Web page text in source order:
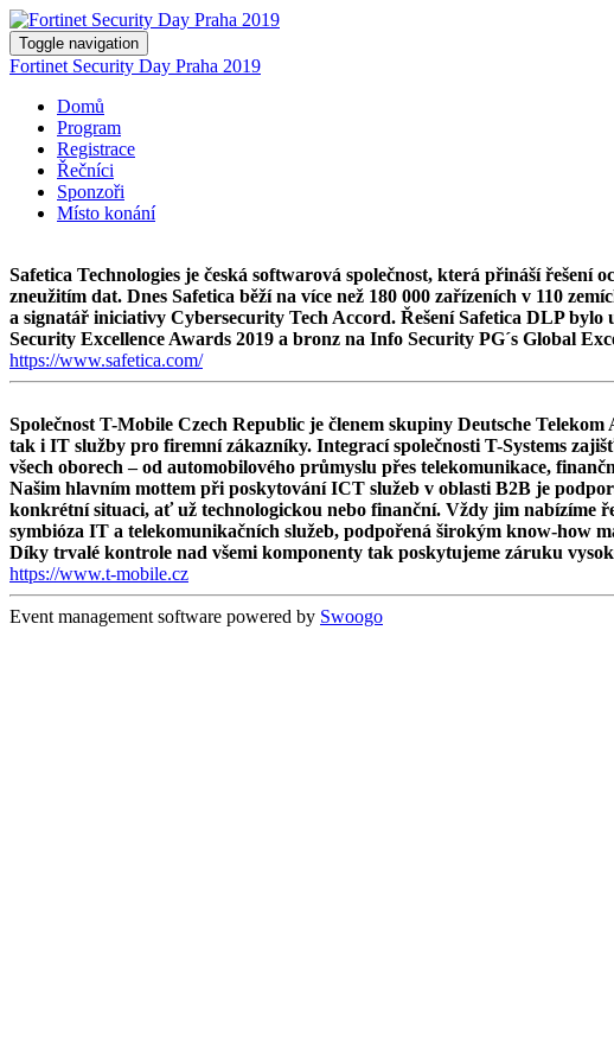
Toggle navigation
Fortinet Security Day Praha 2019
Domů
Program
Registrace
Řečníci
Sponzoři
Místo konání
Safetica Technologies je česká softwarová společnost, která přináší
zneužitím dat. Dnes Safetica běží na více než 180 000 zařízeních v 110
a signatář iniciativy Cybersecurity Tech Accord. Řešení Safetica DLP
Security Excellence Awards 2019 a bronz na Info Security PG´s Global
https://www.safetica.com/
Společnost T-Mobile Czech Republic je členem skupiny Deutsche
tak i IT služby pro firemní zákazníky. Integrací společnosti T-Systems
všech oborech – od automobilového průmyslu přes telekomunikace,
Našim hlavním mottem při poskytování ICT služeb v oblasti B2B je
konkrétní situaci, ať už technologickou nebo finanční. Vždy jim nabízíme
symbióza IT a telekomunikačních služeb, podpořená širokým know-how
Díky trvalé kontrole nad všemi komponenty tak poskytujeme záruku
https://www.t-mobile.cz
Event management software powered by Swoogo